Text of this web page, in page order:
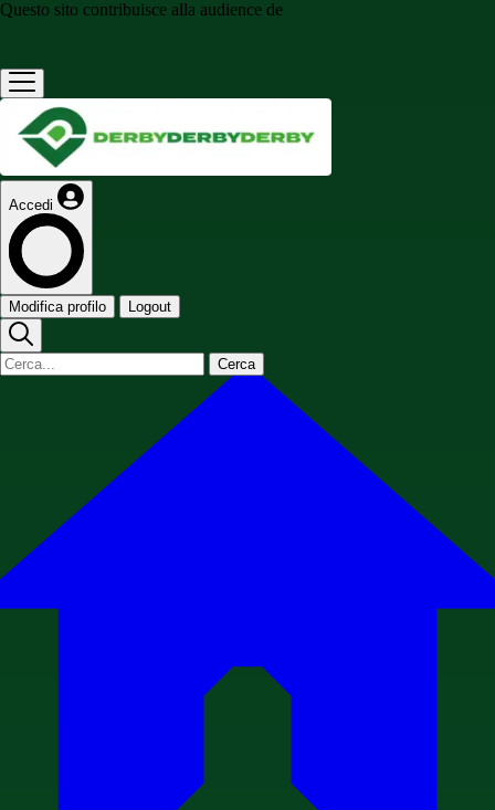
Questo sito contribuisce alla audience de
Accedi
Modifica profilo Logout
Cerca